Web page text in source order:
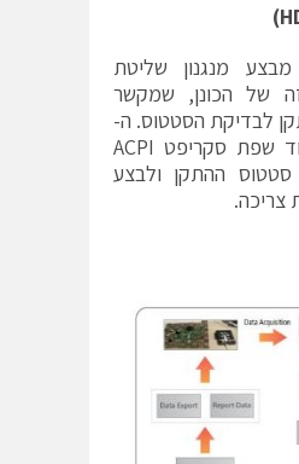
)
מנגנון שליטת
של הכונן, שמקשר
לבדיקת הסטטוס. ה-
BIOS מגדיר קוד שפת סקריפט ACPI
ההתקן ולבצע
צריכה.